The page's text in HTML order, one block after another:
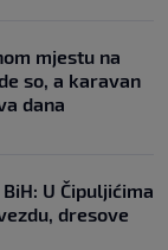
mjestu na
so, a karavan
dana
U Čipuljićima
dresove